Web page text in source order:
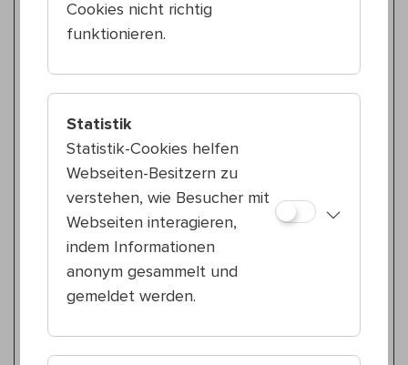
Global
Klezmer & Wir
Klassik
15:00 — 16:00
19., Haus Döbling
Trio Magnifico
Trio Magnifico feiert Schubert
15:00 — 16:00
Cookies nicht richtig
funktionieren.
Statistik
Statistik-Cookies helfen
Webseiten-Besitzern zu
verstehen, wie Besucher mit
Webseiten interagieren,
indem Informationen
anonym gesammelt und
gemeldet werden.